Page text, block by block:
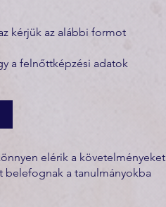
kérjük az alábbi formot
a felnőttképzési adatok
elérik a követelményeket
belefognak a tanulmányokba